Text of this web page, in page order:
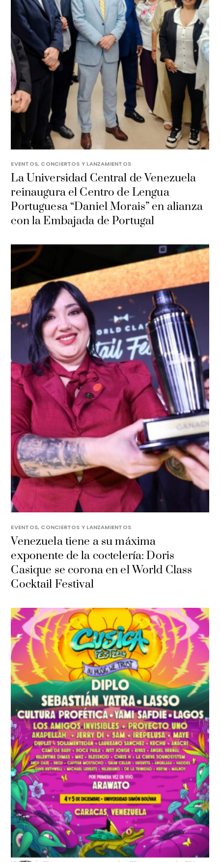
EVENTOS, CONCIERTOS Y LANZAMIENTOS
La Universidad Central de Venezuela
reinaugura el Centro de Lengua
Portuguesa “Daniel Morais” en alianza
con la Embajada de Portugal
EVENTOS, CONCIERTOS Y LANZAMIENTOS
Venezuela tiene a su máxima
exponente de la coctelería: Doris
Casique se corona en el World Class
Cocktail Festival